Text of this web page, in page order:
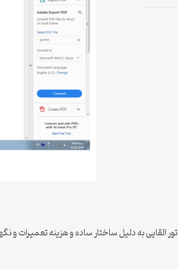
به دلیل ساختار ساده و هزینه تعمیرات و